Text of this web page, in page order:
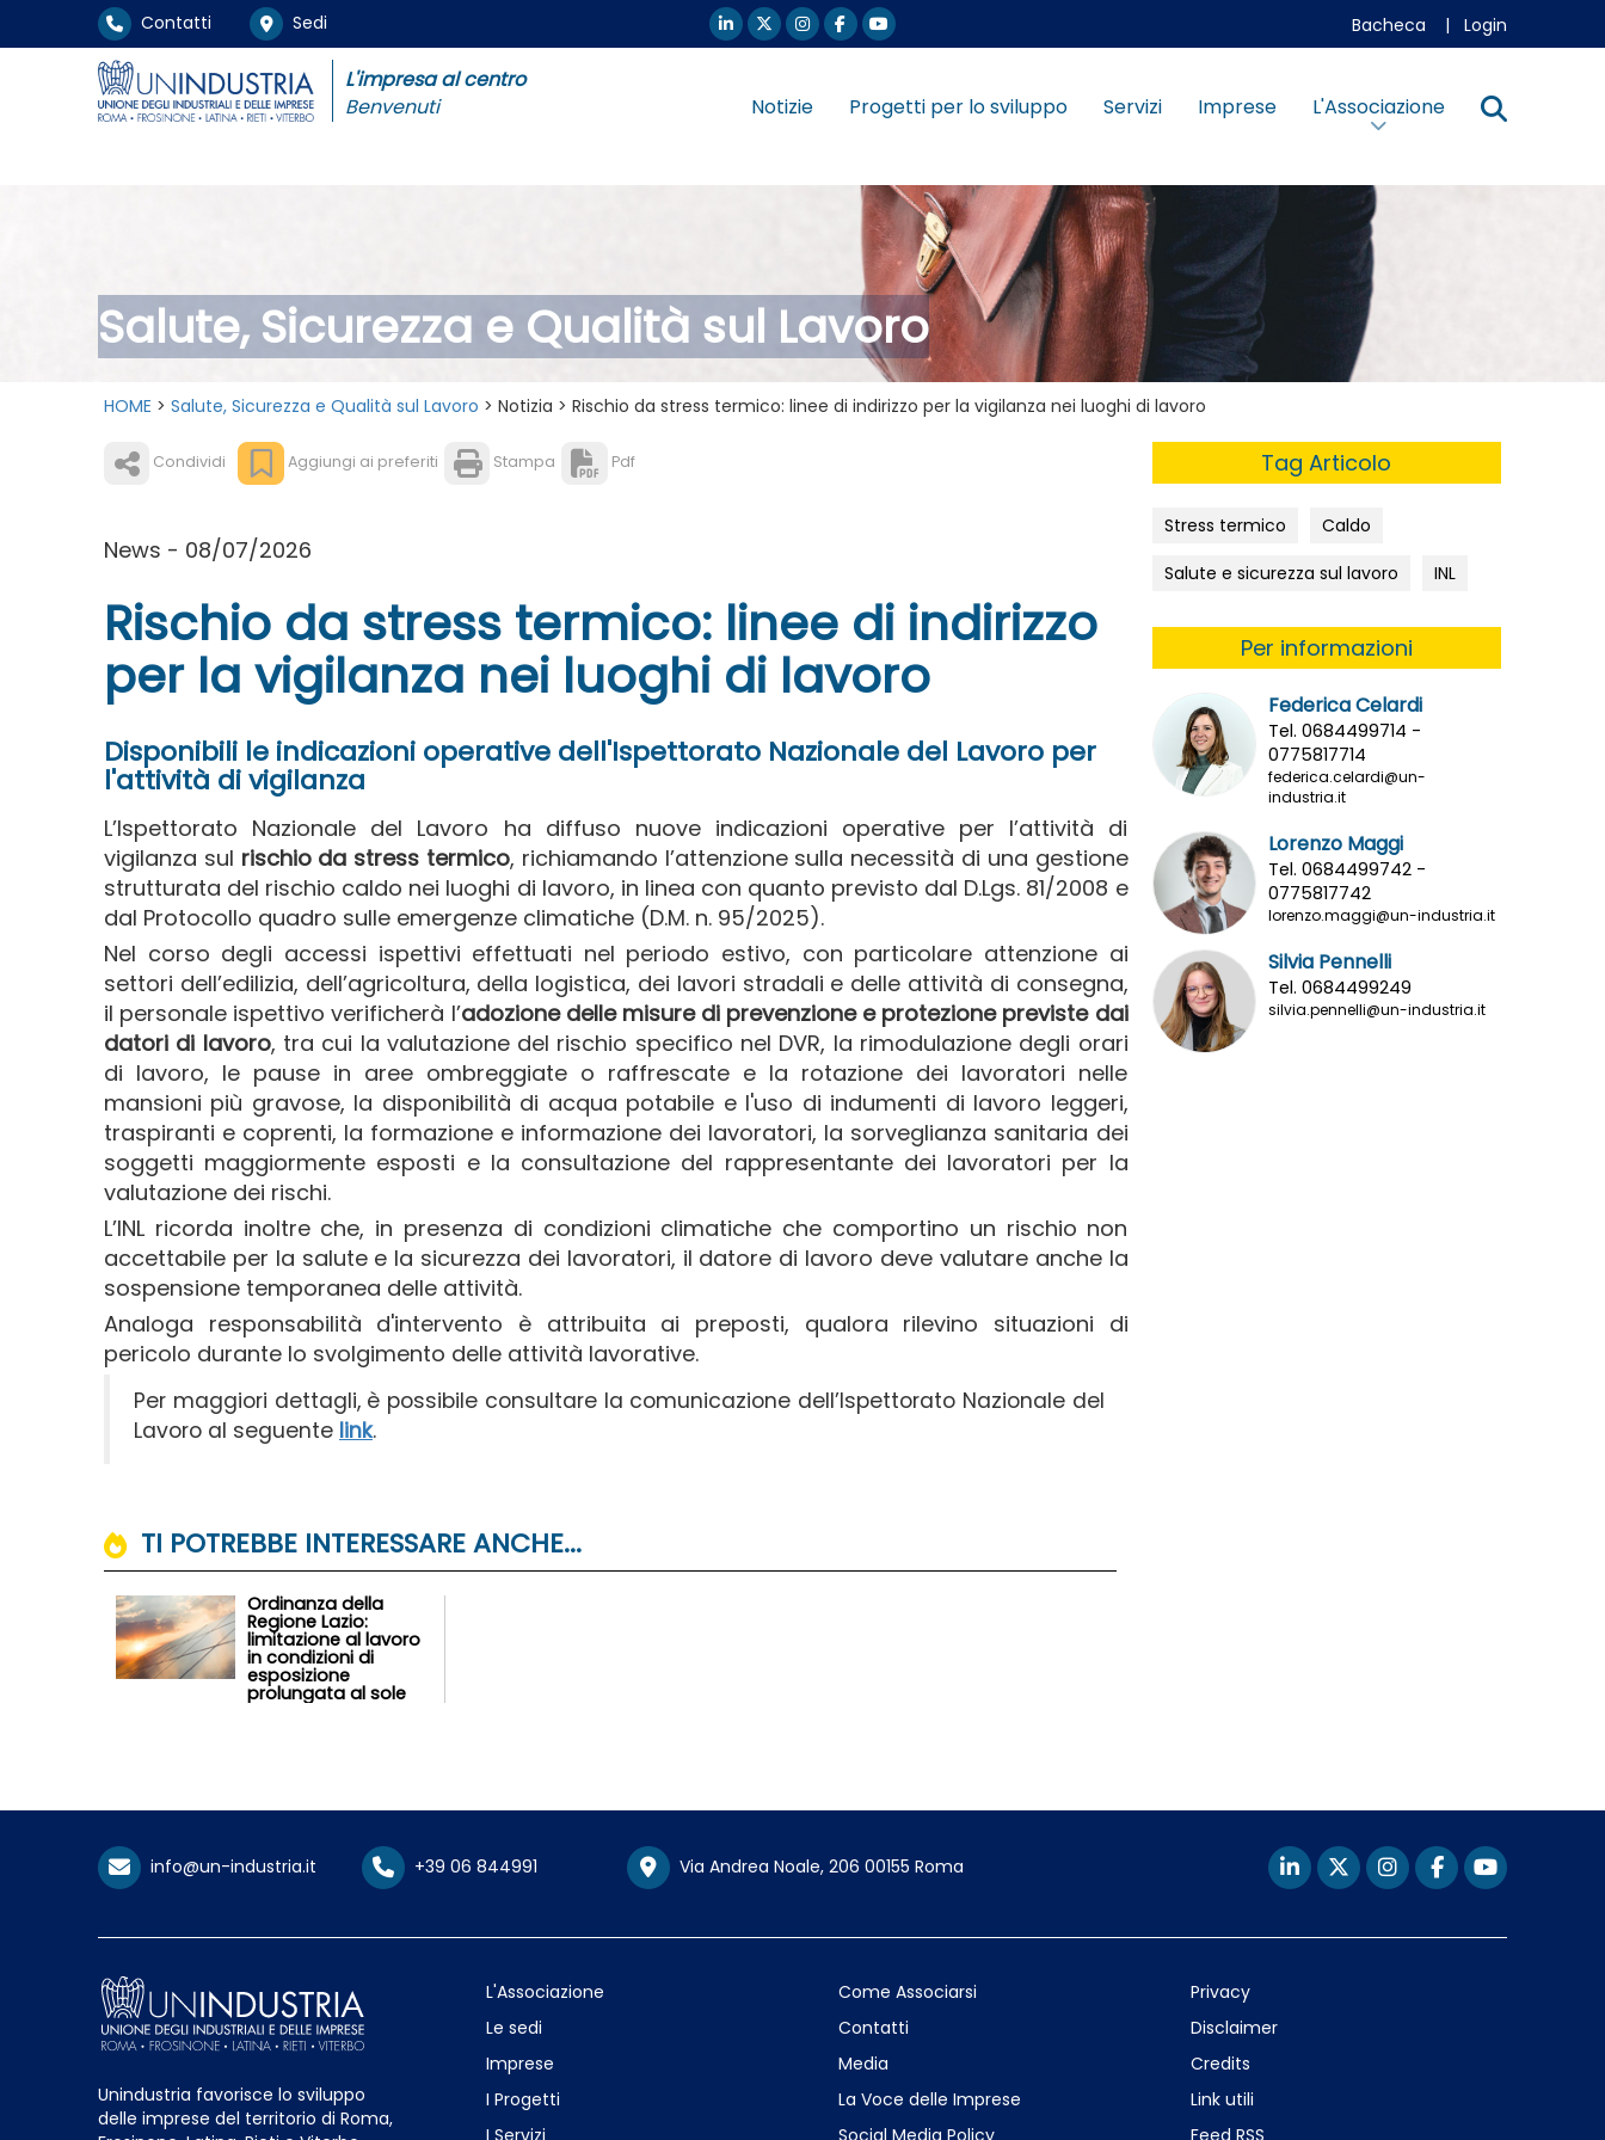
Contatti Sedi Bacheca | Login
L'impresa al centro
Benvenuti
Notizie Progetti per lo sviluppo Servizi Imprese L'Associazione
Salute, Sicurezza e Qualità sul Lavoro
HOME > Salute, Sicurezza e Qualità sul Lavoro > Notizia > Rischio da stress termico: linee di indirizzo per la vigilanza nei luoghi di lavoro
Condividi Aggiungi ai preferiti Stampa Pdf
News - 08/07/2026
Rischio da stress termico: linee di indirizzo
per la vigilanza nei luoghi di lavoro
Disponibili le indicazioni operative dell'Ispettorato Nazionale del Lavoro per
l'attività di vigilanza
L’Ispettorato Nazionale del Lavoro ha diffuso nuove indicazioni operative per l’attività di
vigilanza sul rischio da stress termico, richiamando l’attenzione sulla necessità di una gestione
strutturata del rischio caldo nei luoghi di lavoro, in linea con quanto previsto dal D.Lgs. 81/2008 e
dal Protocollo quadro sulle emergenze climatiche (D.M. n. 95/2025).
Nel corso degli accessi ispettivi effettuati nel periodo estivo, con particolare attenzione ai
settori dell’edilizia, dell’agricoltura, della logistica, dei lavori stradali e delle attività di consegna,
il personale ispettivo verificherà l’adozione delle misure di prevenzione e protezione previste dai
datori di lavoro, tra cui la valutazione del rischio specifico nel DVR, la rimodulazione degli orari
di lavoro, le pause in aree ombreggiate o raffrescate e la rotazione dei lavoratori nelle
mansioni più gravose, la disponibilità di acqua potabile e l'uso di indumenti di lavoro leggeri,
traspiranti e coprenti, la formazione e informazione dei lavoratori, la sorveglianza sanitaria dei
soggetti maggiormente esposti e la consultazione del rappresentante dei lavoratori per la
valutazione dei rischi.
L’INL ricorda inoltre che, in presenza di condizioni climatiche che comportino un rischio non
accettabile per la salute e la sicurezza dei lavoratori, il datore di lavoro deve valutare anche la
sospensione temporanea delle attività.
Analoga responsabilità d'intervento è attribuita ai preposti, qualora rilevino situazioni di
pericolo durante lo svolgimento delle attività lavorative.
Per maggiori dettagli, è possibile consultare la comunicazione dell’Ispettorato Nazionale del
Lavoro al seguente link.
TI POTREBBE INTERESSARE ANCHE...
Ordinanza della
Regione Lazio:
limitazione al lavoro
in condizioni di
esposizione
prolungata al sole
Tag Articolo
Stress termico
Caldo
Salute e sicurezza sul lavoro
INL
Per informazioni
Federica Celardi
Tel. 0684499714 -
0775817714
federica.celardi@un-
industria.it
Lorenzo Maggi
Tel. 0684499742 -
0775817742
lorenzo.maggi@un-industria.it
Silvia Pennelli
Tel. 0684499249
silvia.pennelli@un-industria.it
info@un-industria.it +39 06 844991 Via Andrea Noale, 206 00155 Roma
Unindustria favorisce lo sviluppo
delle imprese del territorio di Roma,
L'Associazione
Le sedi
Imprese
I Progetti
I Servizi
Come Associarsi
Contatti
Media
La Voce delle Imprese
Social Media Policy
Privacy
Disclaimer
Credits
Link utili
Feed RSS